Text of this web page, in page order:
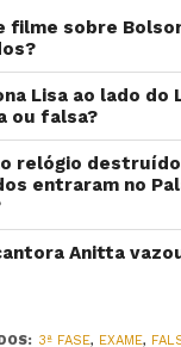
filme sobre
Lisa ao lado do
ou falsa?
relógio
entraram no
Anitta
3ª FASE, EXAME,